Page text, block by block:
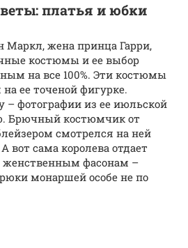
платья и юбки
Маркл, жена принца Гарри,
костюмы и ее выбор
на все 100%. Эти костюмы
ее точеной фигурке.
– фотографии из ее июльской
Брючный костюмчик от
смотрелся на ней
вот сама королева отдает
женственным фасонам –
монаршей особе не по